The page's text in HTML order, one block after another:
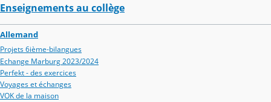
Enseignements au collège
Allemand
Projets 6ième-bilangues
Echange Marburg 2023/2024
Perfekt - des exercices
Voyages et échanges
VOK de la maison